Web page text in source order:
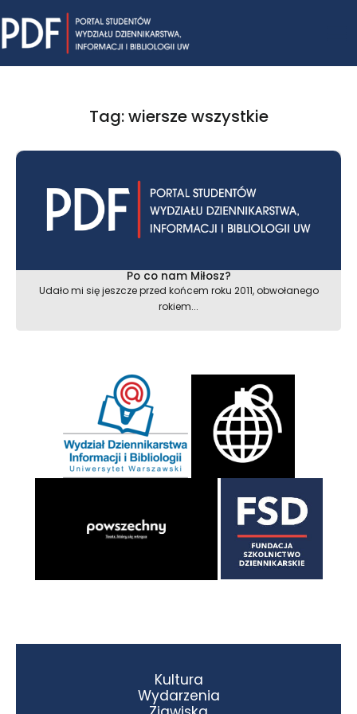
to
content
Tag: wiersze wszystkie
Po co nam Miłosz?
Udało mi się jeszcze przed końcem roku 2011, obwołanego
rokiem...
Kultura
Wydarzenia